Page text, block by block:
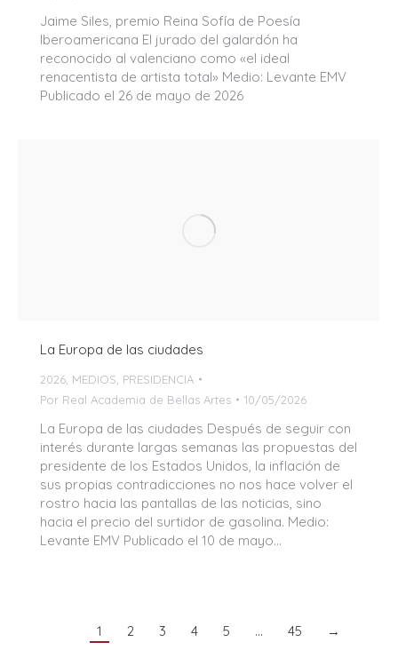
Jaime Siles, premio Reina Sofía de Poesía
Iberoamericana El jurado del galardón ha
reconocido al valenciano como «el ideal
renacentista de artista total» Medio: Levante EMV
Publicado el 26 de mayo de 2026
La Europa de las ciudades
2026 MEDIOS PRESIDENCIA
Por Real Academia de Bellas Artes 10/05/2026
La Europa de las ciudades Después de seguir con
interés durante largas semanas las propuestas del
presidente de los Estados Unidos, la inflación de
sus propias contradicciones no nos hace volver el
rostro hacia las pantallas de las noticias, sino
hacia el precio del surtidor de gasolina. Medio:
Levante EMV Publicado el 10 de mayo…
1 2 3 4 5 … 45 →